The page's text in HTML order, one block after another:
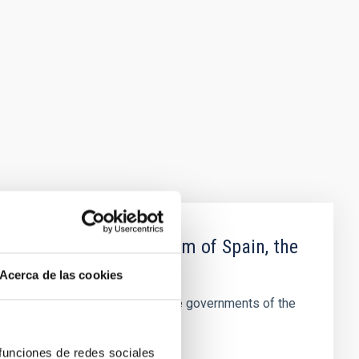
Acerca de las cookies
de redes sociales
of the Kingdom of Spain, the
Kingdom of Sweden
and the protocol between the governments of the